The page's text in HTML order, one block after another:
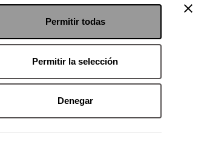
Permitir todas
Permitir la selección
Denegar